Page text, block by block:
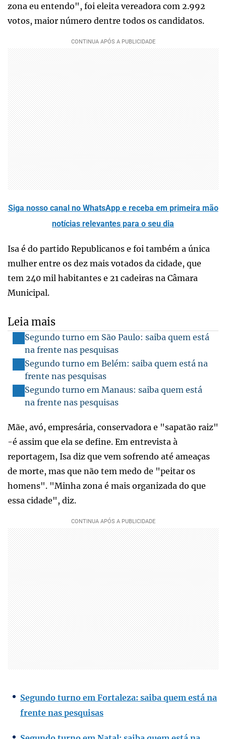
zona eu entendo", foi eleita vereadora com 2.992
votos, maior número dentre todos os candidatos.
Siga nosso canal no WhatsApp e receba em primeira mão
notícias relevantes para o seu dia
Isa é do partido Republicanos e foi também a única
mulher entre os dez mais votados da cidade, que
tem 240 mil habitantes e 21 cadeiras na Câmara
Municipal.
Leia mais
Segundo turno em São Paulo: saiba quem está
na frente nas pesquisas
Segundo turno em Belém: saiba quem está na
frente nas pesquisas
Segundo turno em Manaus: saiba quem está
na frente nas pesquisas
Mãe, avó, empresária, conservadora e "sapatão raiz"
-é assim que ela se define. Em entrevista à
reportagem, Isa diz que vem sofrendo até ameaças
de morte, mas que não tem medo de "peitar os
homens". "Minha zona é mais organizada do que
essa cidade", diz.
Segundo turno em Fortaleza: saiba quem está na
frente nas pesquisas